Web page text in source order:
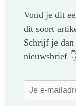
Vond je dit
dit soort
Schrijf je
nieuwsbrief 👇